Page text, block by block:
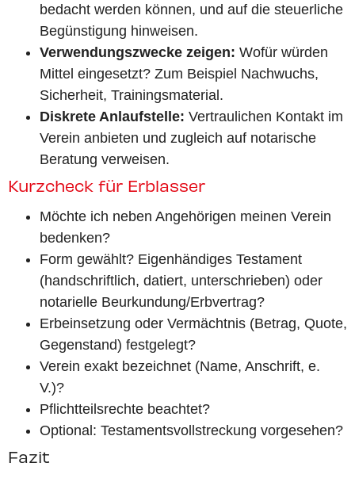
bedacht werden können, und auf die steuerliche
Begünstigung hinweisen.
Verwendungszwecke zeigen: Wofür würden
Mittel eingesetzt? Zum Beispiel Nachwuchs,
Sicherheit, Trainingsmaterial.
Diskrete Anlaufstelle: Vertraulichen Kontakt im
Verein anbieten und zugleich auf notarische
Beratung verweisen.
Kurzcheck für Erblasser
Möchte ich neben Angehörigen meinen Verein
bedenken?
Form gewählt? Eigenhändiges Testament
(handschriftlich, datiert, unterschrieben) oder
notarielle Beurkundung/Erbvertrag?
Erbeinsetzung oder Vermächtnis (Betrag, Quote,
Gegenstand) festgelegt?
Verein exakt bezeichnet (Name, Anschrift, e.
V.)?
Pflichtteilsrechte beachtet?
Optional: Testamentsvollstreckung vorgesehen?
Fazit